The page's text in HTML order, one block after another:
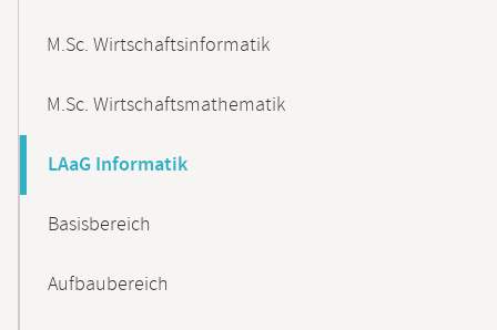
M.Sc. Wirtschaftsinformatik
M.Sc. Wirtschaftsmathematik
LAaG Informatik
Basisbereich
Aufbaubereich